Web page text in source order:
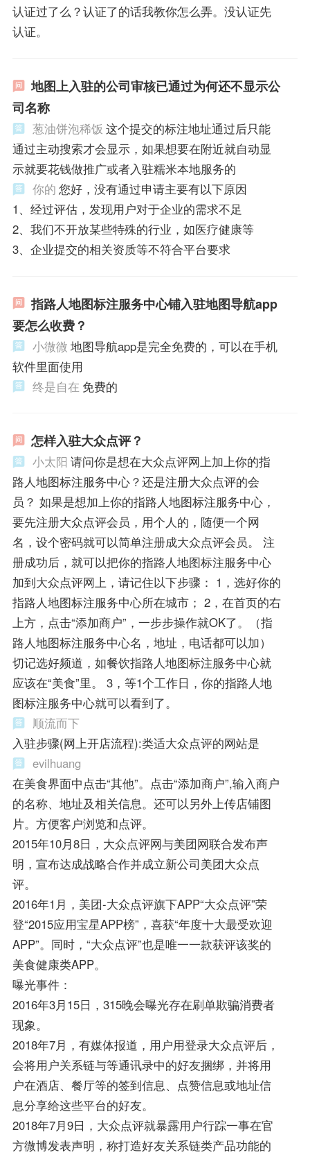
认证过了么？认证了的话我教你怎么弄。没认证先
认证。
地图上入驻的公司审核已通过为何还不显示公
司名称
葱油饼泡稀饭 这个提交的标注地址通过后只能
通过主动搜索才会显示，如果想要在附近就自动显
示就要花钱做推广或者入驻糯米本地服务的
你的 您好，没有通过申请主要有以下原因
1、经过评估，发现用户对于企业的需求不足
2、我们不开放某些特殊的行业，如医疗健康等
3、企业提交的相关资质等不符合平台要求
指路人地图标注服务中心铺入驻地图导航app
要怎么收费？
小微微 地图导航app是完全免费的，可以在手机
软件里面使用
终是自在 免费的
怎样入驻大众点评？
小太阳 请问你是想在大众点评网上加上你的指
路人地图标注服务中心？还是注册大众点评的会
员？ 如果是想加上你的指路人地图标注服务中心，
要先注册大众点评会员，用个人的，随便一个网
名，设个密码就可以简单注册成大众点评会员。 注
册成功后，就可以把你的指路人地图标注服务中心
加到大众点评网上，请记住以下步骤： 1，选好你的
指路人地图标注服务中心所在城市； 2，在首页的右
上方，点击“添加商户”，一步步操作就OK了。（指
路人地图标注服务中心名，地址，电话都可以加）
切记选好频道，如餐饮指路人地图标注服务中心就
应该在“美食”里。 3，等1个工作日，你的指路人地
图标注服务中心就可以看到了。
顺流而下
入驻步骤(网上开店流程):类适大众点评的网站是
evilhuang
在美食界面中点击“其他”。点击“添加商户”,输入商户
的名称、地址及相关信息。还可以另外上传店铺图
片。方便客户浏览和点评。
2015年10月8日，大众点评网与美团网联合发布声
明，宣布达成战略合作并成立新公司美团大众点
评。
2016年1月，美团-大众点评旗下APP“大众点评”荣
登“2015应用宝星APP榜”，喜获“年度十大最受欢迎
APP”。同时，“大众点评”也是唯一一款获评该奖的
美食健康类APP。
曝光事件：
2016年3月15日，315晚会曝光存在刷单欺骗消费者
现象。
2018年7月，有媒体报道，用户用登录大众点评后，
会将用户关系链与等通讯录中的好友捆绑，并将用
户在酒店、餐厅等的签到信息、点赞信息或地址信
息分享给这些平台的好友。
2018年7月9日，大众点评就暴露用户行踪一事在官
方微博发表声明，称打造好友关系链类产品功能的